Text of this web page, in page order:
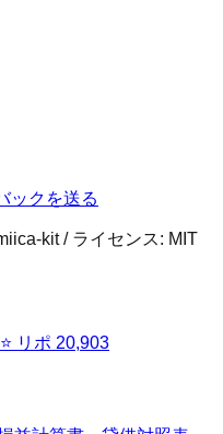
ックを送る
kit/ ライセンス: MIT
⭐ リポ 20,903